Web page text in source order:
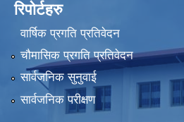
रिपोर्टहरु
वार्षिक प्रगति प्रतिवेदन
चौमासिक प्रगति प्रतिवेदन
सार्वजनिक सुनुवाई
सार्वजनिक परीक्षण